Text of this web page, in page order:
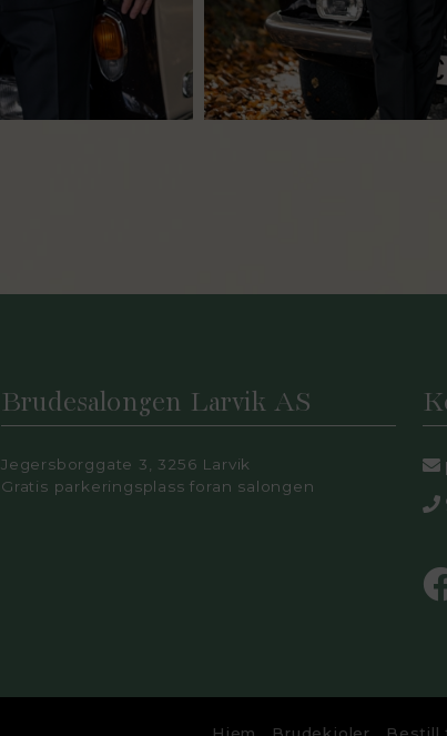
Brudesalongen Larvik AS
Jegersborggate 3, 3256 Larvik
Gratis parkeringsplass foran salongen